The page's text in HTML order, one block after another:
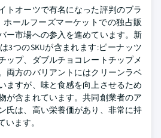
トオーツで有名になった評判のブラ
ホールフーズマーケットでの独占販
ー市場への参入を進めています。新
3つのSKUが含まれます:ピーナッツ
ップ、ダブルチョコレートチップメ
両方のバリアントにはクリーンラベ
ますが、味と食感を向上させるため
が含まれています。共同創業者のア
氏は、高い栄養価があり、非常に持
ます。